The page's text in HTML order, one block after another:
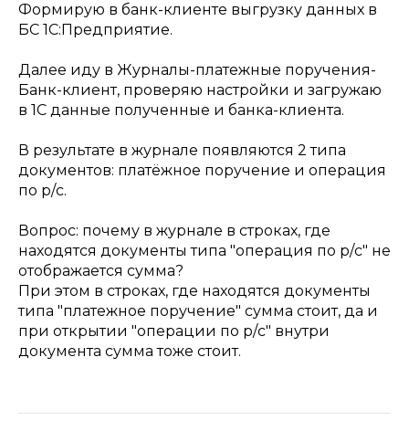
Формирую в банк-клиенте выгрузку данных в
БС 1С:Предприятие.
Далее иду в Журналы-платежные поручения-
Банк-клиент, проверяю настройки и загружаю
в 1С данные полученные и банка-клиента.
В результате в журнале появляются 2 типа
документов: платёжное поручение и операция
по р/с.
Вопрос: почему в журнале в строках, где
находятся документы типа "операция по р/с" не
отображается сумма?
При этом в строках, где находятся документы
типа "платежное поручение" сумма стоит, да и
при открытии "операции по р/с" внутри
документа сумма тоже стоит.